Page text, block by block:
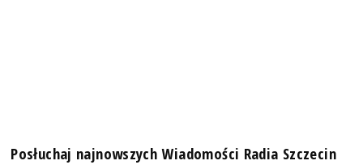
Posłuchaj najnowszych Wiadomości Radia Szczecin